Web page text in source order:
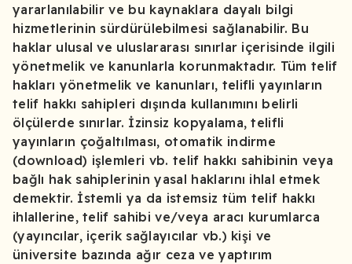
yararlanılabilir ve bu kaynaklara dayalı bilgi
hizmetlerinin sürdürülebilmesi sağlanabilir. Bu
haklar ulusal ve uluslararası sınırlar içerisinde ilgili
yönetmelik ve kanunlarla korunmaktadır. Tüm telif
hakları yönetmelik ve kanunları, telifli yayınların
telif hakkı sahipleri dışında kullanımını belirli
ölçülerde sınırlar. İzinsiz kopyalama, telifli
yayınların çoğaltılması, otomatik indirme
(download) işlemleri vb. telif hakkı sahibinin veya
bağlı hak sahiplerinin yasal haklarını ihlal etmek
demektir. İstemli ya da istemsiz tüm telif hakkı
ihlallerine, telif sahibi ve/veya aracı kurumlarca
(yayıncılar, içerik sağlayıcılar vb.) kişi ve
üniversite bazında ağır ceza ve yaptırım